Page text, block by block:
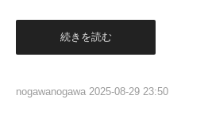
続きを読む
nogawanogawa 2025-08-29 23:50